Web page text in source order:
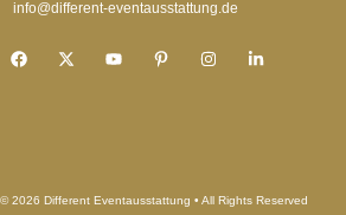
info@different-eventausstattung.de
© 2026 Different Eventausstattung • All Rights Reserved